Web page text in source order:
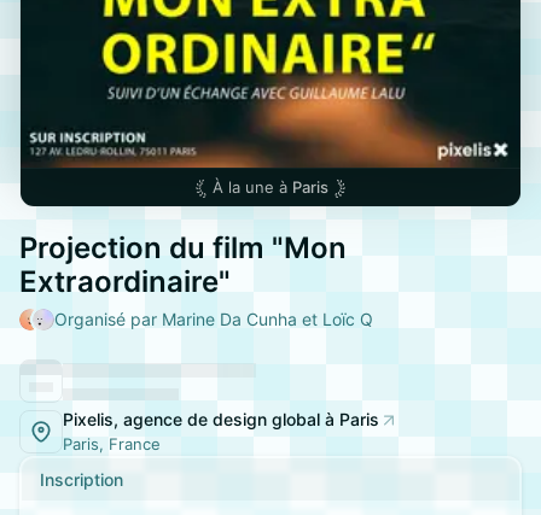
À la une à Paris
Projection du film "Mon
Extraordinaire"
Organisé par Marine Da Cunha et Loïc Q
Pixelis, agence de design global à Paris
Paris, France
Inscription